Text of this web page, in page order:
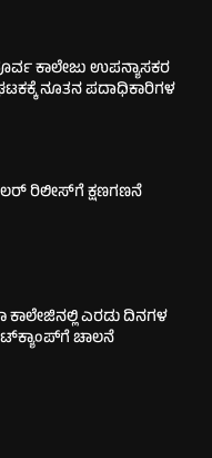
ಕಾಲೇಜು ಉಪನ್ಯಾಸಕರ
ನೂತನ ಪದಾಧಿಕಾರಿಗಳ
ರಿಲೀಸ್‌ಗೆ ಕ್ಷಣಗಣನೆ
ಕಾಲೇಜಿನಲ್ಲಿ ಎರಡು ದಿನಗಳ
ಚಾಲನೆ